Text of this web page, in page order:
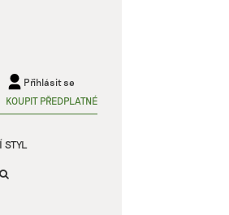
Přihlásit se
KOUPIT PŘEDPLATNÉ
STYL